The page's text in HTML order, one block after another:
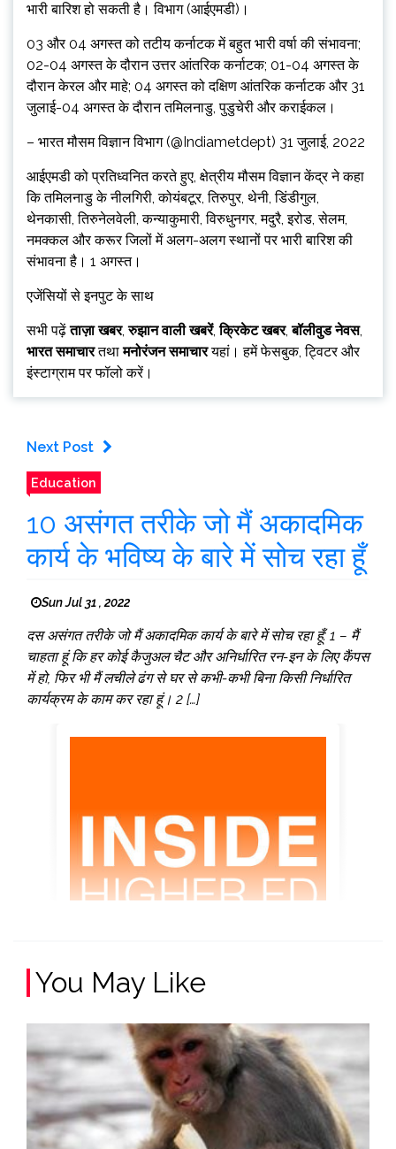
भारी बारिश हो सकती है। विभाग (आईएमडी)।
03 और 04 अगस्त को तटीय कर्नाटक में बहुत भारी वर्षा की संभावना;
02-04 अगस्त के दौरान उत्तर आंतरिक कर्नाटक; 01-04 अगस्त के
दौरान केरल और माहे; 04 अगस्त को दक्षिण आंतरिक कर्नाटक और 31
जुलाई-04 अगस्त के दौरान तमिलनाडु, पुडुचेरी और कराईकल।
– भारत मौसम विज्ञान विभाग (@Indiametdept) 31 जुलाई, 2022
आईएमडी को प्रतिध्वनित करते हुए, क्षेत्रीय मौसम विज्ञान केंद्र ने कहा
कि तमिलनाडु के नीलगिरी, कोयंबटूर, तिरुपुर, थेनी, डिंडीगुल,
थेनकासी, तिरुनेलवेली, कन्याकुमारी, विरुधुनगर, मदुरै, इरोड, सेलम,
नमक्कल और करूर जिलों में अलग-अलग स्थानों पर भारी बारिश की
संभावना है। 1 अगस्त।
एजेंसियों से इनपुट के साथ
सभी पढ़ेंताज़ा खबर,रुझान वाली खबरें,क्रिकेट खबर,बॉलीवुड नेवस,
भारत समाचारतथामनोरंजन समाचारयहां। हमें फेसबुक, ट्विटर और
इंस्टाग्राम पर फॉलो करें।
Next Post
Education
10 असंगत तरीके जो मैं अकादमिक
कार्य के भविष्य के बारे में सोच रहा हूँ
Sun Jul 31 , 2022
दस असंगत तरीके जो मैं अकादमिक कार्य के बारे में सोच रहा हूँ: 1 – मैं
चाहता हूं कि हर कोई कैजुअल चैट और अनिर्धारित रन-इन के लिए कैंपस
में हो, फिर भी मैं लचीले ढंग से घर से कभी-कभी बिना किसी निर्धारित
कार्यक्रम के काम कर रहा हूं। 2 […]
You May Like